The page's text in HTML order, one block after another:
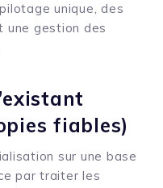
unique, des
une gestion des
fiables)
sur une base
par traiter les